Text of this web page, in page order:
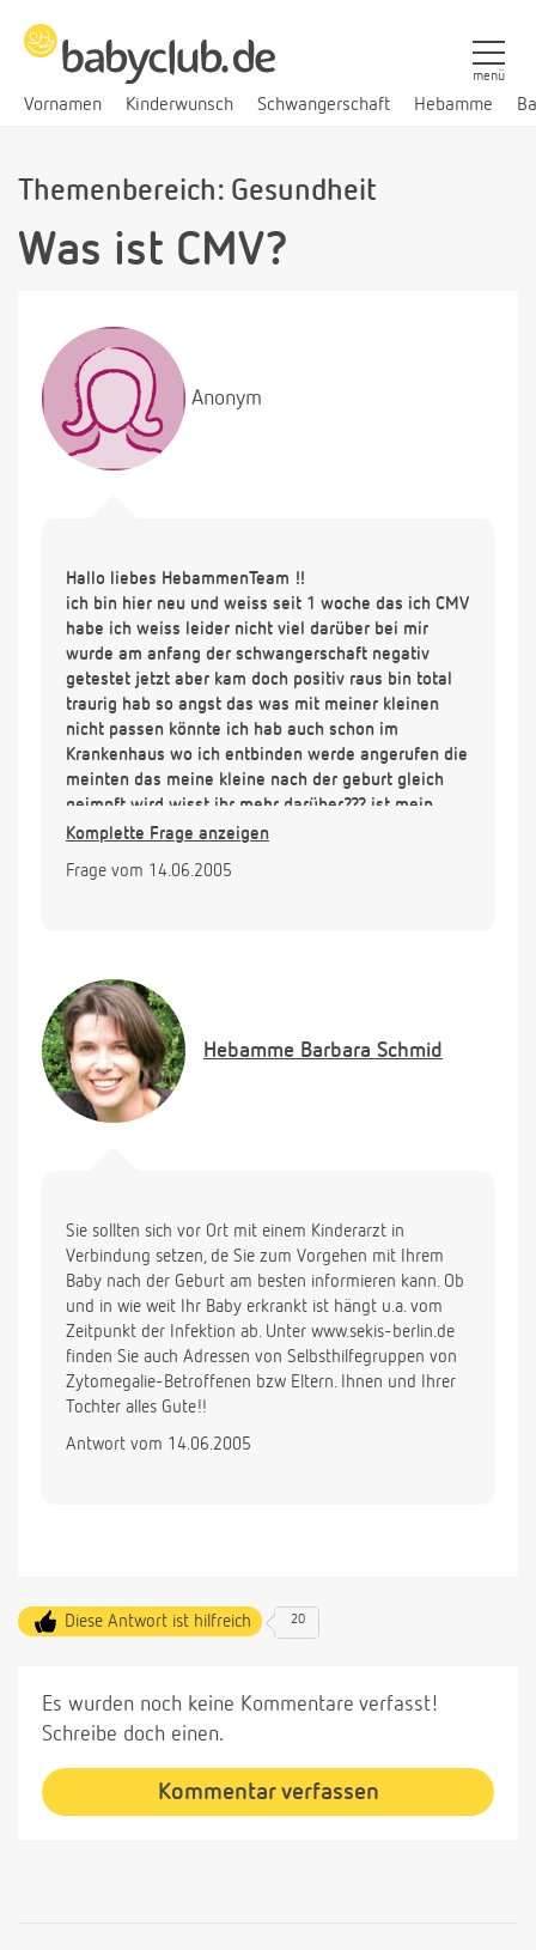
Vornamen Kinderwunsch Schwangerschaft Hebamme
menü
Themenbereich: Gesundheit
Was ist CMV?
Anonym
Hallo liebes HebammenTeam !!
ich bin hier neu und weiss seit 1 woche das ich CMV
habe ich weiss leider nicht viel darüber bei mir
wurde am anfang der schwangerschaft negativ
getestet jetzt aber kam doch positiv raus bin total
traurig hab so angst das was mit meiner kleinen
nicht passen könnte ich hab auch schon im
Krankenhaus wo ich entbinden werde angerufen die
meinten das meine kleine nach der geburt gleich
geimpft wird wisst ihr mehr darüber??? ist mein
baby geimpft heisst das das es nie weider den virus
durch muttermilch übertragen heisst das das er
Komplette Frage anzeigen
Frage vom 14.06.2005
Hebamme Barbara Schmid
Sie sollten sich vor Ort mit einem Kinderarzt in
Verbindung setzen, de Sie zum Vorgehen mit Ihrem
Baby nach der Geburt am besten informieren kann. Ob
und in wie weit Ihr Baby erkrankt ist hängt u.a. vom
Zeitpunkt der Infektion ab. Unter www.sekis-berlin.de
finden Sie auch Adressen von Selbsthilfegruppen von
Zytomegalie-Betroffenen bzw Eltern. Ihnen und Ihrer
Tochter alles Gute!!
Antwort vom 14.06.2005
Diese Antwort ist hilfreich 20
Es wurden noch keine Kommentare verfasst!
Schreibe doch einen.
Kommentar verfassen